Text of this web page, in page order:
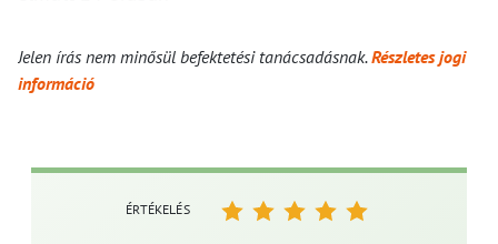
Jelen írás nem minősül befektetési tanácsadásnak.Részletes jogi
információ
ÉRTÉKELÉS